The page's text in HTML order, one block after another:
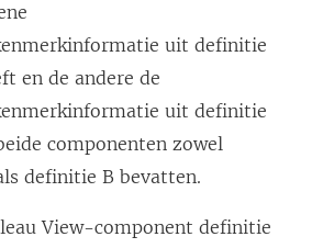
uit definitie
en de andere de
uit definitie
componenten zowel
definitie B bevatten.
View-component definitie